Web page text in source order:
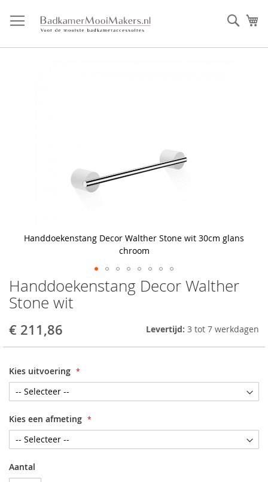
direct
door
Handdoekenstang Decor Walther
Stone wit
€ 211,86 Levertijd: 3 tot 7 werkdagen
Kies uitvoering
Kies een afmeting
Aantal
Handdoekenstang Decor Walther Stone wit 30cm glans
chroom
Skip
to
the
of
gallery